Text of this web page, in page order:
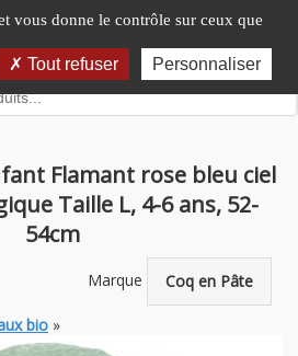
vous donne le contrôle sur ceux que
Tout refuser Personnaliser
Flamant rose bleu ciel
Taille L, 4-6 ans, 52-
54cm
Marque Coq en Pâte
bio »